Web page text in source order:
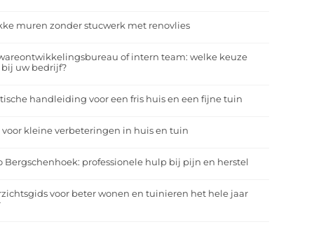
muren zonder stucwerk met renovlies
of intern team: welke keuze
bij uw bedrijf?
handleiding voor een fris huis en een fijne tuin
voor kleine verbeteringen in huis en tuin
Bergschenhoek: professionele hulp bij pijn en herstel
voor beter wonen en tuinieren het hele jaar